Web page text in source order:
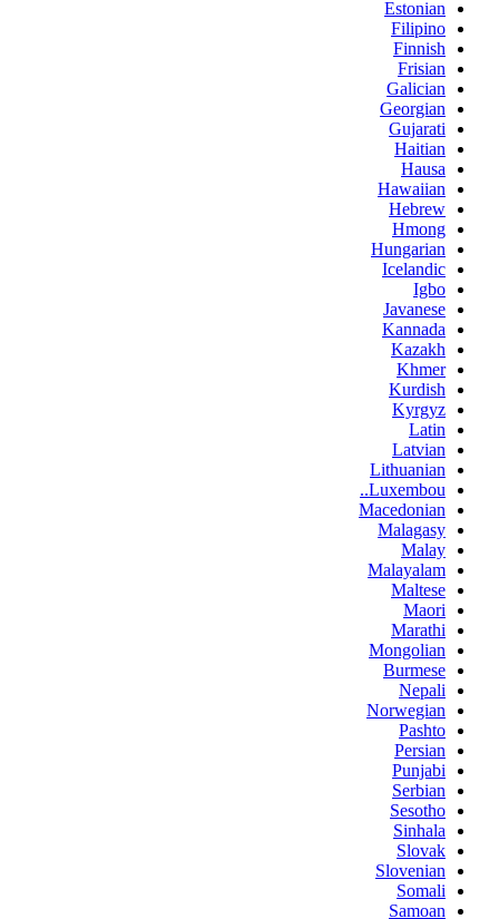
Estonian
Filipino
Finnish
Frisian
Galician
Georgian
Gujarati
Haitian
Hausa
Hawaiian
Hebrew
Hmong
Hungarian
Icelandic
Igbo
Javanese
Kannada
Kazakh
Khmer
Kurdish
Kyrgyz
Latin
Latvian
Lithuanian
Luxembou..
Macedonian
Malagasy
Malay
Malayalam
Maltese
Maori
Marathi
Mongolian
Burmese
Nepali
Norwegian
Pashto
Persian
Punjabi
Serbian
Sesotho
Sinhala
Slovak
Slovenian
Somali
Samoan